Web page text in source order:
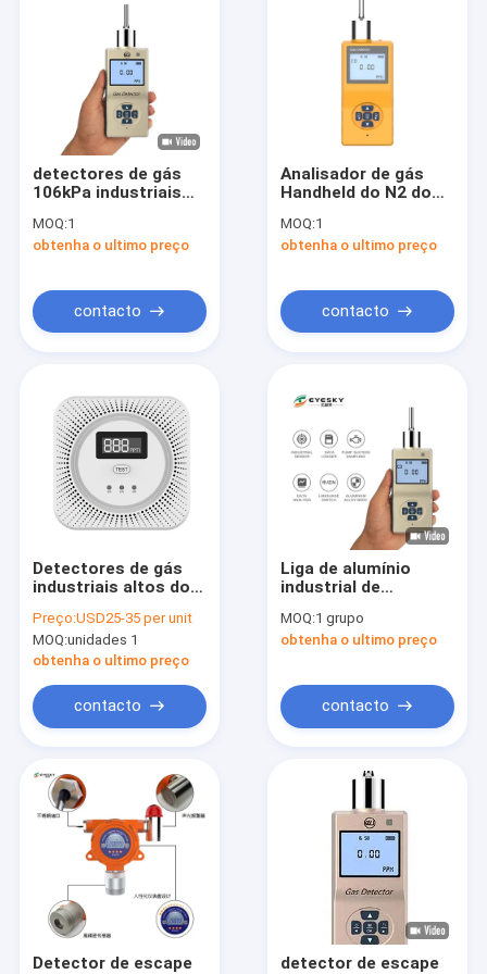
Produtos
Sobre nós
Excursão da fábrica
Peça umas citações
News
detectores de gás industriais
Único detector de gás
Detector de gás tóxico
multi detector de gás portátil
detectores de gás
106kPa industriais
alarme claro sadio
MOQ:1
obtenha o ultimo preço
contacto
Analisador de gás
Handheld do N2 do
do gás do nitrogênio
à prova de explosões
MOQ:1
obtenha o ultimo preço
contacto
Detectores de gás
industriais altos do
carbono da
sensibilidade para o
carro para dentro
Preço:USD25-35 per unit
MOQ:unidades 1
obtenha o ultimo preço
contacto
Liga de alumínio
industrial de
monitores C2h4 do
gás da metalurgia
MOQ:1 grupo
obtenha o ultimo preço
contacto
Detector de escape
detector de escape